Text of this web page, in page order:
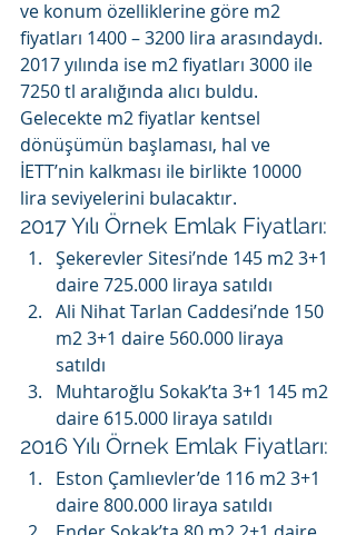
ve konum özelliklerine göre m2
fiyatları 1400 – 3200 lira arasındaydı.
2017 yılında ise m2 fiyatları 3000 ile
7250 tl aralığında alıcı buldu.
Gelecekte m2 fiyatlar kentsel
dönüşümün başlaması, hal ve
İETT’nin kalkması ile birlikte 10000
lira seviyelerini bulacaktır.
2017 Yılı Örnek Emlak Fiyatları:
Şekerevler Sitesi’nde 145 m2 3+1
daire 725.000 liraya satıldı
Ali Nihat Tarlan Caddesi’nde 150
m2 3+1 daire 560.000 liraya
satıldı
Muhtaroğlu Sokak’ta 3+1 145 m2
daire 615.000 liraya satıldı
2016 Yılı Örnek Emlak Fiyatları:
Eston Çamlıevler’de 116 m2 3+1
daire 800.000 liraya satıldı